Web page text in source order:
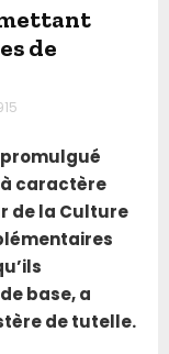
de
caractère
de la Culture
base, a
de tutelle.